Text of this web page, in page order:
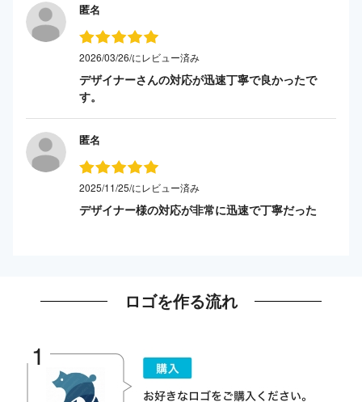
匿名
2026/03/26/にレビュー済み
デザイナーさんの対応が迅速丁寧で良かったで
す。
匿名
2025/11/25/にレビュー済み
デザイナー様の対応が非常に迅速で丁寧だった
ロゴを作る流れ